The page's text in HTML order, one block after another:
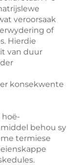
veroorsaak
of
Hierdie
van duur
konsekwente
behou sy
termiese